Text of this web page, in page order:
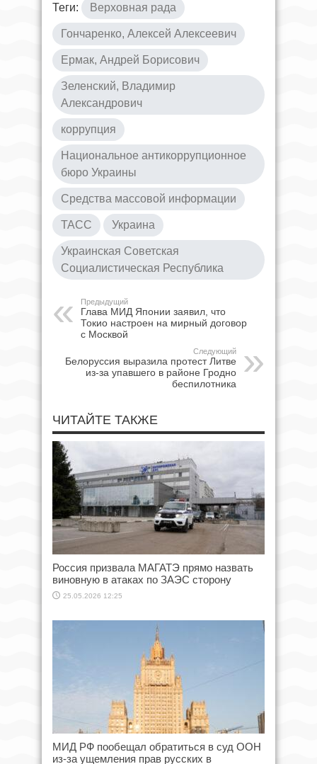
Теги: Верховная рада
Гончаренко, Алексей Алексеевич
Ермак, Андрей Борисович
Зеленский, Владимир
Александрович
коррупция
Национальное антикоррупционное
бюро Украины
Средства массовой информации
ТАСС Украина
Украинская Советская
Социалистическая Республика
Предыдущий
Глава МИД Японии заявил, что
Токио настроен на мирный договор
с Москвой
Следующий
Белоруссия выразила протест Литве
из-за упавшего в районе Гродно
беспилотника
ЧИТАЙТЕ ТАКЖЕ
Россия призвала МАГАТЭ прямо назвать
виновную в атаках по ЗАЭС сторону
25.05.2026 12:25
МИД РФ пообещал обратиться в суд ООН
из-за ущемления прав русских в